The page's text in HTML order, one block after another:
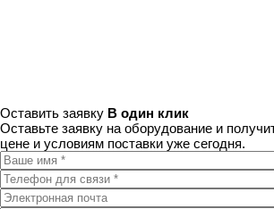
Оставить заявку В один клик
Оставьте заявку на оборудование и
цене и условиям поставки уже сегодня.
Ваше имя*
Телефон для связи
Электронная почта